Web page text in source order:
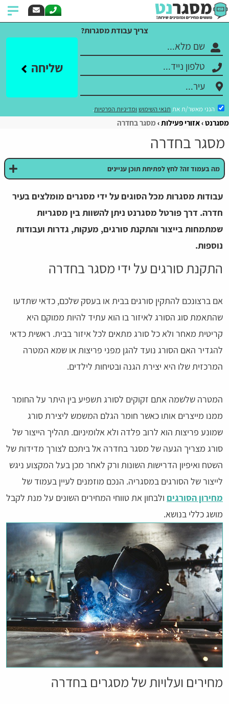
צריך עבודת מסגרות?
שליחה
הנני מאשר/ת את תנאי השימוש ומדיניות הפרטיות.
מסגרנט אזורי פעילות מסגר בחדרה
מסגר בחדרה
מה בעמוד זה? לחץ לפתיחת תוכן עניינים
עבודות מסגרות מכל הסוגים על ידי מסגרים מומלצים בעיר
חדרה. דרך פורטל מסגרנט ניתן להשוות בין מסגריות
שמתמחות בייצור והתקנת סורגים, מעקות, גדרות ועבודות
נוספות.
התקנת סורגים על ידי מסגר בחדרה
אם ברצונכם להתקין סורגים בבית או בעסק שלכם, כדאי שתדעו
שהתאמת סוג הסורג לאיזור בו הוא עתיד להיות ממוקם היא
קריטית מאחר ולא כל סורג מתאים לכל איזור בבית. ראשית כדאי
להגדיר האם הסורג נועד להגן מפני פריצות או שמא המטרה
המרכזית שלו היא יצירת הגנה ובטיחות לילדים.
המטרה שלשמה אתם זקוקים לסורג תשפיע בין היתר על החומר
ממנו מייצרים אותו כאשר חומר הגלם המשמש ליצירת סורג
שמונע פריצות הוא לרוב פלדה ולא אלומיניום. תהליך הייצור של
סורג מצריך הגעה של מסגר בחדרה אל ביתכם לצורך מדידות של
השטח ואיפיון הדרישות השונות ורק לאחר מכן בעל המקצוע ניגש
לייצור של הסורגים במסגריה. הנכם מוזמנים לעיין בעמוד של
מחירון הסורגים ולבחון את טווחי המחירים השונים על מנת לקבל
מושג כללי בנושא.
מחירים ועלויות של מסגרים בחדרה